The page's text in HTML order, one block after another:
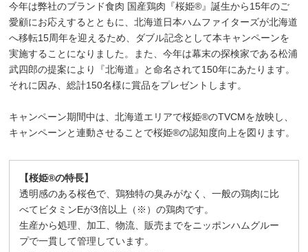
今年は弊社のブランド食肉 国産鶏肉『桜姫®』誕生から15年のご
愛顧にお応えするとともに、北海道日本ハムファイターズが北海道
へ移転15周年を迎えるため、ダブル記念として本キャンペーンを
実施することになりました。また、今年は幕末の探検家である松浦
武四郎の提案により『北海道』と命名されて150年にあたります。
それに因み、総計150名様に賞品をプレゼントします。
キャンペーン期間中は、北海道エリアで桜姫®のTVCMを放映し、
キャンペーンと連動させることで桜姫®の認知度向上を図ります。
【桜姫®の特長】
透明感のある桜色で、鶏独特の臭みがなく、一般の鶏肉に比
べてビタミンEが3倍以上（※）の鶏肉です。
生産から処理、加工、物流、販売までをニッポンハムグルー
プで一貫して管理しています。